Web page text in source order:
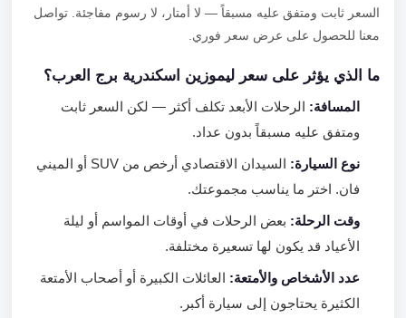
السعر ثابت ومتفق عليه مسبقاً — لا أمتار، لا رسوم مفاجئة. تواصل
معنا للحصول على عرض سعر فوري.
ما الذي يؤثر على سعر ليموزين اسكندرية برج العرب؟
المسافة:الرحلات الأبعد تكلف أكثر — لكن السعر ثابت
ومتفق عليه مسبقاً بدون عداد.
نوع السيارة:
السيدان الاقتصادي أرخص من SUV أو الميني
فان. اختر ما يناسب مجموعتك.
وقت الرحلة:بعض الرحلات في أوقات المواسم أو ليلة
الأعياد قد يكون لها تسعيرة مختلفة.
عدد الأشخاص والأمتعة:العائلات الكبيرة أو أصحاب الأمتعة
الكثيرة يحتاجون إلى سيارة أكبر.